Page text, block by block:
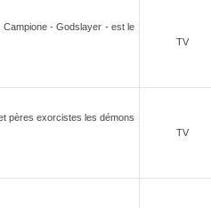
- Godslayer - est le
TV
pères exorcistes les démons
TV